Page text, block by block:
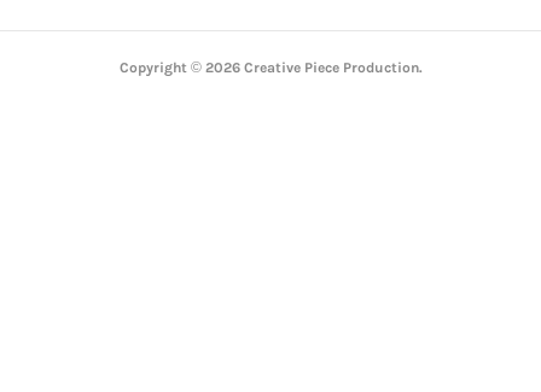
Copyright © 2026 Creative Piece Production.